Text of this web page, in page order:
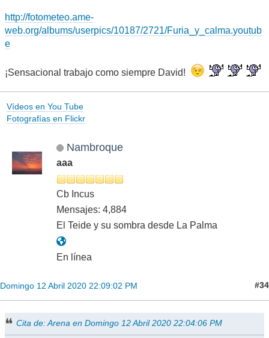
http://fotometeo.ame-
web.org/albums/userpics/10187/2721/Furia_y_calma.youtub
e
¡Sensacional trabajo como siempre David!
Vídeos en You Tube
Fotografías en Flickr
Nambroque
aaa
Cb Incus
Mensajes: 4,884
El Teide y su sombra desde La Palma
En línea
Domingo 12 Abril 2020 22:09:02 PM #34
Cita de: Arena en Domingo 12 Abril 2020 22:04:06 PM